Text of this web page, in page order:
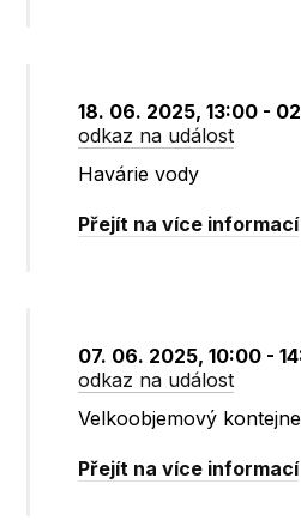
18. 06. 2025, 13:00 -
odkaz na událost
Havárie vody
Přejít na více informací
07. 06. 2025, 10:00 -
odkaz na událost
Velkoobjemový
Přejít na více informací